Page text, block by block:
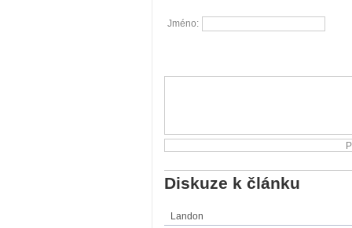
Jméno:
Diskuze k článku
Landon